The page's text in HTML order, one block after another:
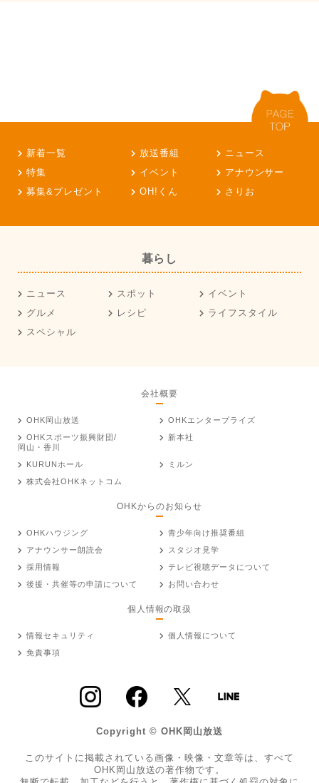
新着一覧 放送番組
ニュース
特集
イベント
アナウンサー
募集&プレゼント
OH!くん さりお
暮らし
ニュース スポット
イベント
グルメ
レシピ
ライフスタイル
スペシャル
会社概要
OHK岡山放送
OHKエンタープライズ
OHKスポーツ振興財団/
岡山・香川
新本社
KURUNホール
ミルン
株式会社OHKネットコム
OHKからのお知らせ
OHKハウジング
青少年向け推奨番組
アナウンサー朗読会
スタジオ見学
採用情報
テレビ視聴データについて
後援・共催等の申請について
お問い合わせ
個人情報の取扱
情報セキュリティ
個人情報について
免責事項
Copyright © OHK岡山放送
このサイトに掲載されている画像・映像・文章等は、すべて
OHK岡山放送の著作物です。